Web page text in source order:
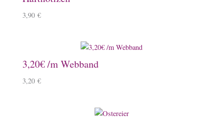
3,90 €
3,20€ /m Webband
3,20 €